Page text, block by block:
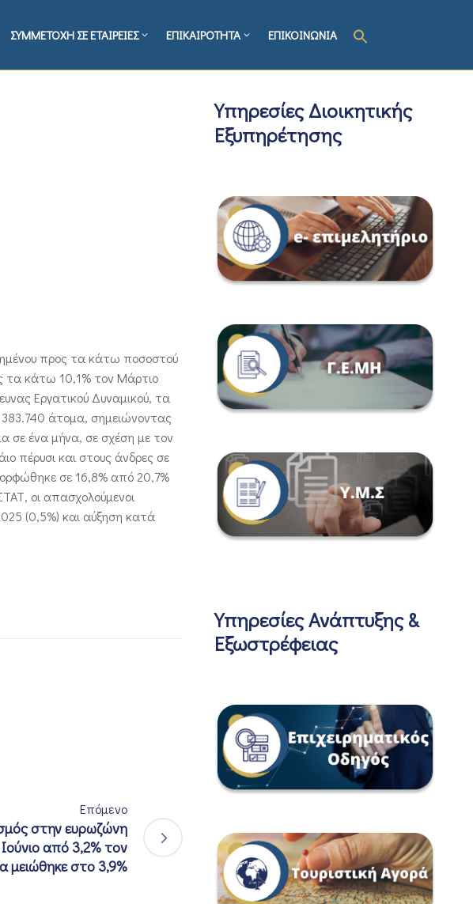
ΣΥΜΜΕΤΟΧΗ ΣΕ ΕΤΑΙΡΕΙΕΣ ΕΠΙΚΑΙΡΟΤΗΤΑ ΕΠΙΚΟΙΝΩΝΙΑ
προς τα κάτω ποσοστού
τα κάτω 10,1% τον Μάρτιο
Εργατικού Δυναμικού, τα
άτομα, σημειώνοντας
σε ένα μήνα, σε σχέση με τον
πέρυσι και στους άνδρες σε
σε 16,8% από 20,7%
οι απασχολούμενοι
(0,5%) και αύξηση κατά
Επόμενο
στην ευρωζώνη
από 3,2% τον
μειώθηκε στο 3,9%
Υπηρεσίες Διοικητικής
Εξυπηρέτησης
Υπηρεσίες Ανάπτυξης &
Εξωστρέφειας